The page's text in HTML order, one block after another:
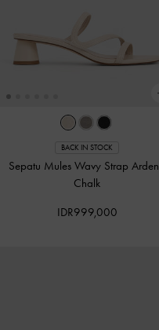
BACK IN STOCK
Sepatu Mules Wavy Strap Arden
Chalk
IDR999,000